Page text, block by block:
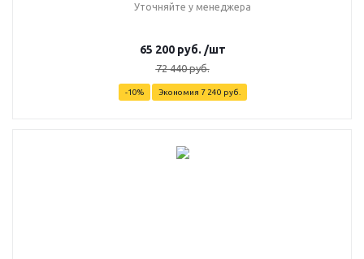
Уточняйте у менеджера
65 200руб. /шт
72 440руб.
-10% Экономия 7 240 руб.